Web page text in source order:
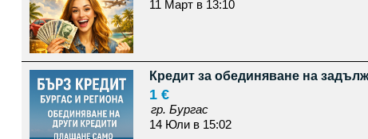
11 Март в 13:10
Кредит за обединяване на
1 €
гр. Бургас
14 Юли в 15:02